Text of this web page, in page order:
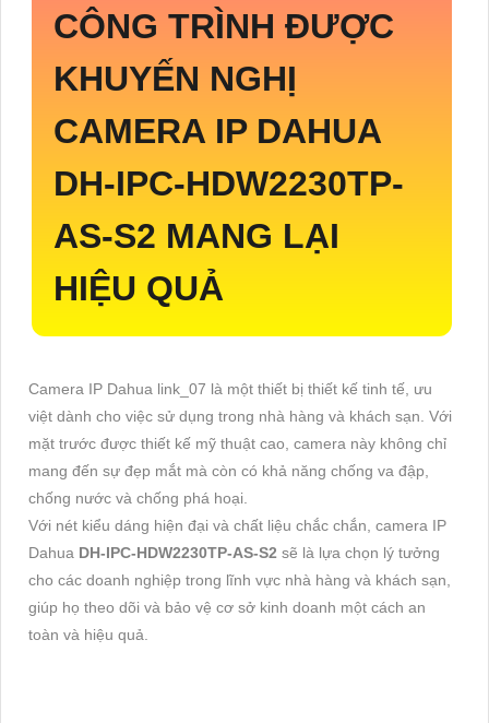
CÔNG TRÌNH ĐƯỢC
KHUYẾN NGHỊ
CAMERA IP DAHUA
DH-IPC-HDW2230TP-
AS-S2 MANG LẠI
HIỆU QUẢ
Camera IP Dahua link_07 là một thiết bị thiết kế tinh tế, ưu
việt dành cho việc sử dụng trong nhà hàng và khách sạn. Với
mặt trước được thiết kế mỹ thuật cao, camera này không chỉ
mang đến sự đẹp mắt mà còn có khả năng chống va đập,
chống nước và chống phá hoại.
Với nét kiểu dáng hiện đại và chất liệu chắc chắn, camera IP
Dahua DH-IPC-HDW2230TP-AS-S2 sẽ là lựa chọn lý tưởng
cho các doanh nghiệp trong lĩnh vực nhà hàng và khách sạn,
giúp họ theo dõi và bảo vệ cơ sở kinh doanh một cách an
toàn và hiệu quả.